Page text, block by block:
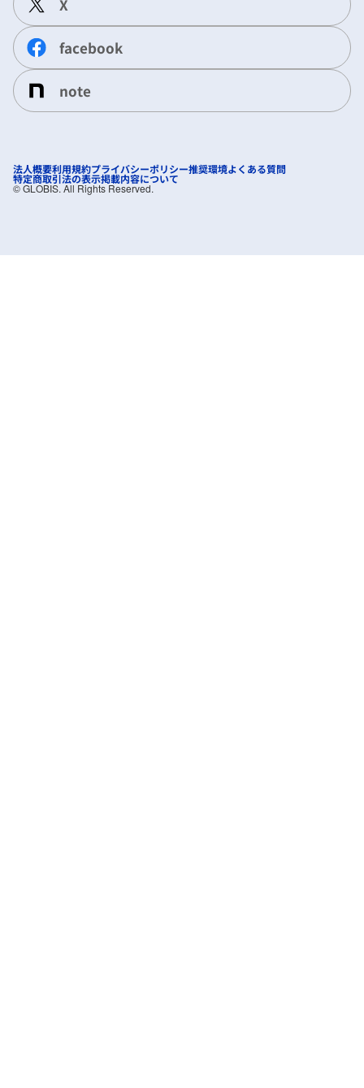
X
facebook
note
法人概要利用規約プライバシーポリシー推奨環境よくある質問
特定商取引法の表示掲載内容について
©︎ GLOBIS. All Rights Reserved.